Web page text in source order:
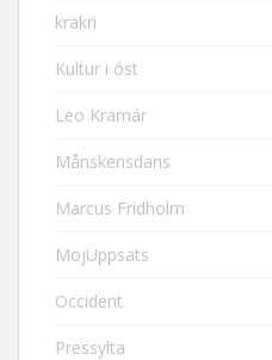
krakri
Kultur i öst
Leo Kramár
Månskensdans
Marcus Fridholm
MojUppsats
Occident
Pressylta